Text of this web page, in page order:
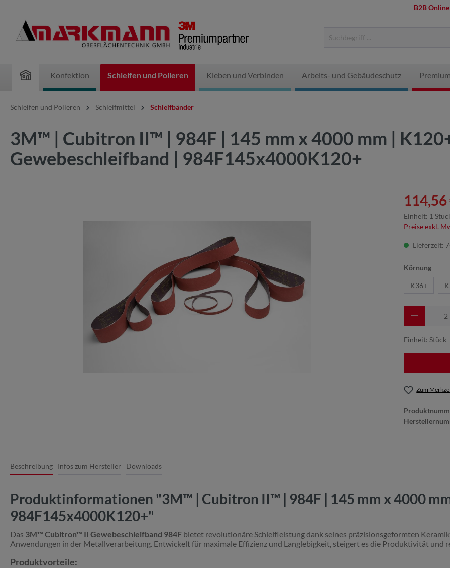
B2B
Konfektion Schleifen und Polieren Kleben und Verbinden Arbeits- und Gebäudeschutz
Schleifen und Polieren Schleifmittel Schleifbänder
3M™ | Cubitron II™ | 984F | 145 mm x 4000 mm |
Gewebeschleifband | 984F145x4000K120+
114,56
Einheit: 1
Preise exkl.
Lieferzeit:
Körnung
K36+
Einheit: Stück
Zum
Beschreibung Infos zum Hersteller Downloads
Produktinformationen "3M™ | Cubitron II™ | 984F | 145 mm x 4000
984F145x4000K120+"
Das 3M™ Cubitron™ II Gewebeschleifband 984F bietet revolutionäre Schleifleistung dank seines präzisionsgeformten
Anwendungen in der Metallverarbeitung. Entwickelt für maximale Effizienz und Langlebigkeit, steigert es die Produktivität und
Produktvorteile: